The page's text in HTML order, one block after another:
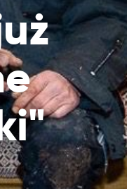
konkretnego misjonarza
kontakcie
Życia
cierpiące z powodu
edukację rodziców